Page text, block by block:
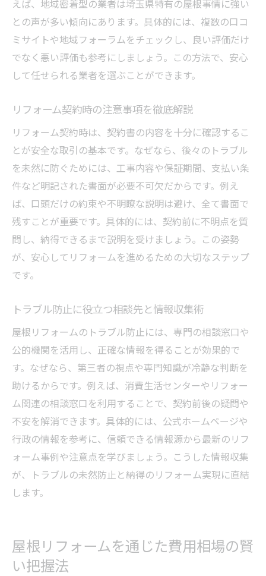
えば、地域密着型の業者は埼玉県特有の屋根事情に強い
との声が多い傾向にあります。具体的には、複数の口コ
ミサイトや地域フォーラムをチェックし、良い評価だけ
でなく悪い評価も参考にしましょう。この方法で、安心
して任せられる業者を選ぶことができます。
リフォーム契約時の注意事項を徹底解説
リフォーム契約時は、契約書の内容を十分に確認するこ
とが安全な取引の基本です。なぜなら、後々のトラブル
を未然に防ぐためには、工事内容や保証期間、支払い条
件など明記された書面が必要不可欠だからです。例え
ば、口頭だけの約束や不明瞭な説明は避け、全て書面で
残すことが重要です。具体的には、契約前に不明点を質
問し、納得できるまで説明を受けましょう。この姿勢
が、安心してリフォームを進めるための大切なステップ
です。
トラブル防止に役立つ相談先と情報収集術
屋根リフォームのトラブル防止には、専門の相談窓口や
公的機関を活用し、正確な情報を得ることが効果的で
す。なぜなら、第三者の視点や専門知識が冷静な判断を
助けるからです。例えば、消費生活センターやリフォー
ム関連の相談窓口を利用することで、契約前後の疑問や
不安を解消できます。具体的には、公式ホームページや
行政の情報を参考に、信頼できる情報源から最新のリフ
ォーム事例や注意点を学びましょう。こうした情報収集
が、トラブルの未然防止と納得のリフォーム実現に直結
します。
屋根リフォームを通じた費用相場の賢
い把握法